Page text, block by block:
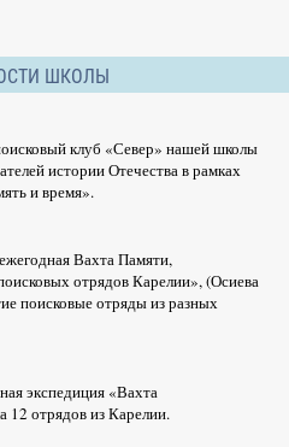
ШКОЛЫ
клуб «Север» нашей школы
истории Отечества в рамках
и время».
Вахта Памяти,
отрядов Карелии», (Осиева
поисковые отряды из разных
экспедиция «Вахта
12 отрядов из Карелии.